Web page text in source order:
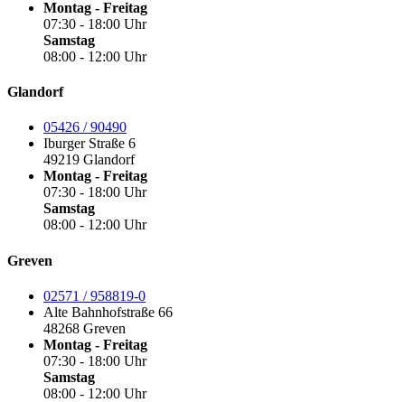
Montag - Freitag
07:30 - 18:00 Uhr
Samstag
08:00 - 12:00 Uhr
Glandorf
05426 / 90490
Iburger Straße 6
49219 Glandorf
Montag - Freitag
07:30 - 18:00 Uhr
Samstag
08:00 - 12:00 Uhr
Greven
02571 / 958819-0
Alte Bahnhofstraße 66
48268 Greven
Montag - Freitag
07:30 - 18:00 Uhr
Samstag
08:00 - 12:00 Uhr